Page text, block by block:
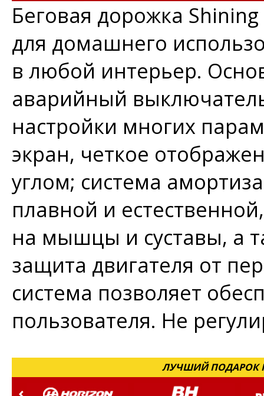
Беговая дорожка
для домашнего
в любой интерьер.
аварийный
настройки многих
экран, четкое
углом; система
плавной и
на мышцы и суставы, а
защита двигателя от
система позволяет
пользователя. Не
ЛУЧШИЙ ПОДАРОК